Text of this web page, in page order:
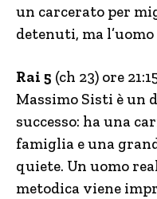
un carcerato per
detenuti, ma
Rai 5 (ch 23) ore
Massimo Sisti è un
successo: ha una
famiglia e una
quiete. Un uomo
metodica viene